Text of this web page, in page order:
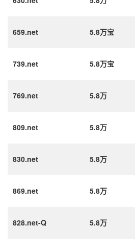
659.net 5.8万宝
739.net 5.8万宝
769.net 5.8万
809.net 5.8万
830.net 5.8万
869.net 5.8万
828.net-Q 5.8万